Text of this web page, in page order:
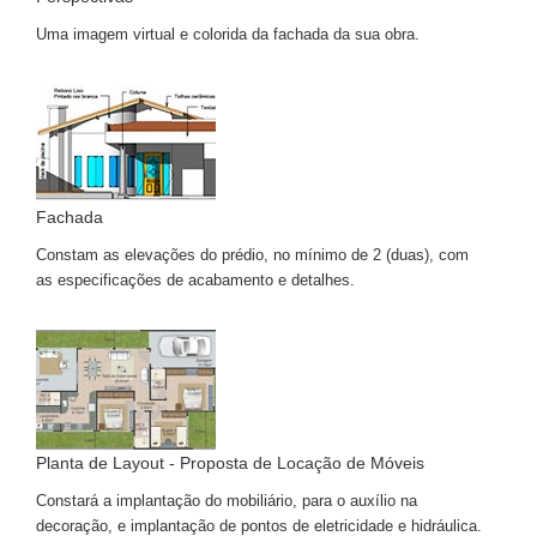
Uma imagem virtual e colorida da fachada da sua obra.
Fachada
Constam as elevações do prédio, no mínimo de 2 (duas), com
as especificações de acabamento e detalhes.
Planta de Layout - Proposta de Locação de Móveis
Constará a implantação do mobiliário, para o auxílio na
decoração, e implantação de pontos de eletricidade e hidráulica.